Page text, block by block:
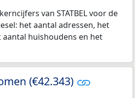
van STATBEL voor de
het aantal adressen, het
huishoudens en het
(€42.343)